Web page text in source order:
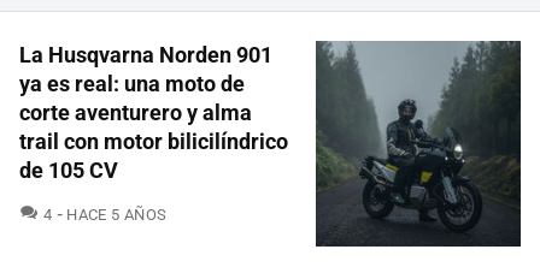
La Husqvarna Norden 901
ya es real: una moto de
corte aventurero y alma
trail con motor bilicilíndrico
de 105 CV
4 COMENTARIOS
HACE 5 AÑOS